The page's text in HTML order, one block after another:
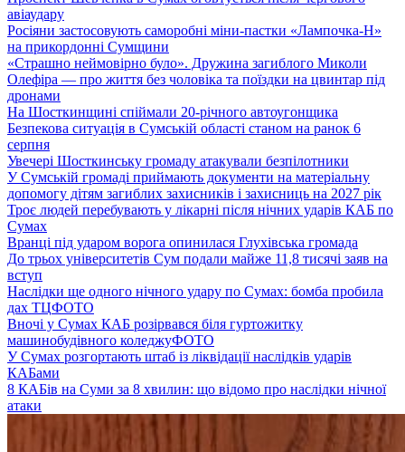
авіаудару
Росіяни застосовують саморобні міни-пастки «Лампочка-Н»
на прикордонні Сумщини
«Страшно неймовірно було». Дружина загиблого Миколи
Олефіра — про життя без чоловіка та поїздки на цвинтар під
дронами
На Шосткинщині спіймали 20-річного автоугонщика
Безпекова ситуація в Сумській області станом на ранок 6
серпня
Увечері Шосткинську громаду атакували безпілотники
У Сумській громаді приймають документи на матеріальну
допомогу дітям загиблих захисників і захисниць на 2027 рік
Троє людей перебувають у лікарні після нічних ударів КАБ по
Сумах
Вранці під ударом ворога опинилася Глухівська громада
До трьох університетів Сум подали майже 11,8 тисячі заяв на
вступ
Наслідки ще одного нічного удару по Сумах: бомба пробила
дах ТЦФОТО
Вночі у Сумах КАБ розірвався біля гуртожитку
машинобудівного коледжуФОТО
У Сумах розгортають штаб із ліквідації наслідків ударів
КАБами
8 КАБів на Суми за 8 хвилин: що відомо про наслідки нічної
атаки